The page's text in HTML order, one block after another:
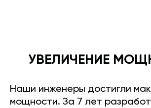
УВЕЛИЧЕНИЕ
Наши инженеры достигли
мощности. За 7 лет